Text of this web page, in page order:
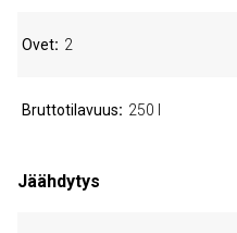
Ovet 2
Bruttotilavuus 250 l
Jäähdytys